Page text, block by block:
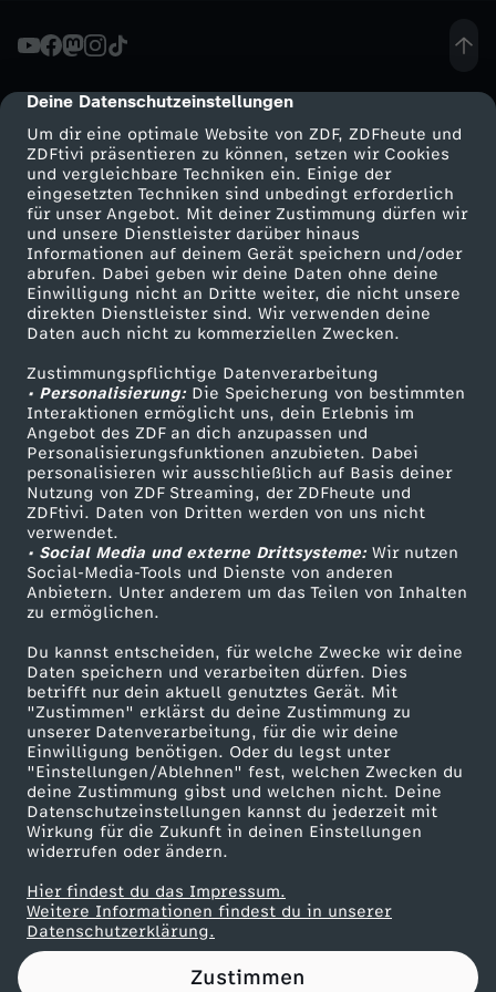
cmp-dialog-description
Deine Datenschutzeinstellungen
Um dir eine optimale Website von ZDF, ZDFheute und
ZDFtivi präsentieren zu können, setzen wir Cookies
und vergleichbare Techniken ein. Einige der
eingesetzten Techniken sind unbedingt erforderlich
für unser Angebot. Mit deiner Zustimmung dürfen wir
und unsere Dienstleister darüber hinaus
Informationen auf deinem Gerät speichern und/oder
abrufen. Dabei geben wir deine Daten ohne deine
Einwilligung nicht an Dritte weiter, die nicht unsere
direkten Dienstleister sind. Wir verwenden deine
Daten auch nicht zu kommerziellen Zwecken.
Zustimmungspflichtige Datenverarbeitung
• Personalisierung:Die Speicherung von bestimmten
Interaktionen ermöglicht uns, dein Erlebnis im
Angebot des ZDF an dich anzupassen und
Personalisierungsfunktionen anzubieten. Dabei
personalisieren wir ausschließlich auf Basis deiner
Nutzung von ZDF Streaming, der ZDFheute und
ZDFtivi. Daten von Dritten werden von uns nicht
verwendet.
• Social Media und externe Drittsysteme:Wir nutzen
Social-Media-Tools und Dienste von anderen
Anbietern. Unter anderem um das Teilen von Inhalten
zu ermöglichen.
Du kannst entscheiden, für welche Zwecke wir deine
Daten speichern und verarbeiten dürfen. Dies
betrifft nur dein aktuell genutztes Gerät. Mit
"Zustimmen" erklärst du deine Zustimmung zu
unserer Datenverarbeitung, für die wir deine
Einwilligung benötigen. Oder du legst unter
"Einstellungen/Ablehnen" fest, welchen Zwecken du
deine Zustimmung gibst und welchen nicht. Deine
Datenschutzeinstellungen kannst du jederzeit mit
Wirkung für die Zukunft in deinen Einstellungen
widerrufen oder ändern.
Hier findest du das Impressum.
Weitere Informationen findest du in unserer
Datenschutzerklärung.
Zustimmen
s
D
a
y
:
E
r
ö
f
f
n
u
n
g
H
o
l
o
Mehr ZDF
ZDF-Apps
Smart TV
ZDFtext
Livestreams
Sendungen A-Z
TV-Programm
Service
ZDFmitreden
Kontakt zum ZDF
Tickets
Zuschauerservice
Hilfe
ZDF Unternehmen
Karriere
ZDF goes Schule
Werbefernsehen
Mainzelmännchen
Partner